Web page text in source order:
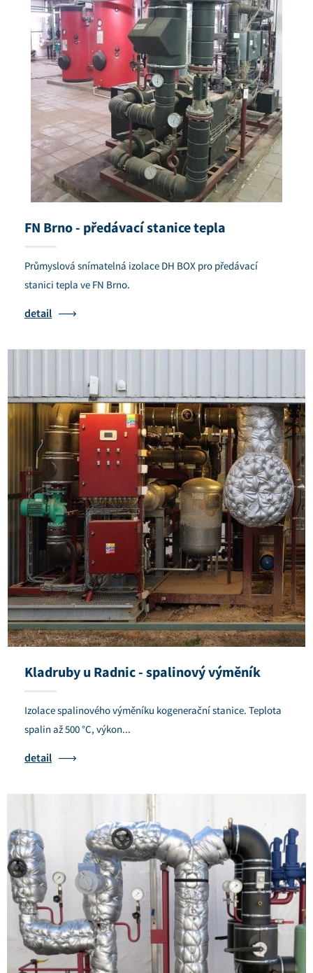
FN Brno - předávací stanice tepla
Průmyslová snímatelná izolace DH BOX pro předávací
stanici tepla ve FN Brno.
detail
Kladruby u Radnic - spalinový výměník
Izolace spalinového výměníku kogenerační stanice. Teplota
spalin až 500 °C, výkon...
detail